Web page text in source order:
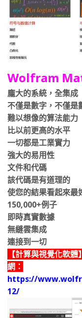
Wolfram
龐大的系統，全集成
不僅是數字，不僅是
難以想像的算法能力
比以前更高的水平
一切都是工業實力
強大的易用性
文件和代碼
該代碼是有道理的
使您的結果看起來最
150,000+例子
即時真實數據
無縫雲集成
連接到一切
【計算與視覺化軟
網：
https://
12/